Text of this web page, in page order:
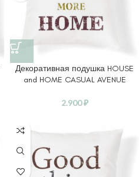
Декоративная подушка HOUSE
and HOME CASUAL AVENUE
2.900₽